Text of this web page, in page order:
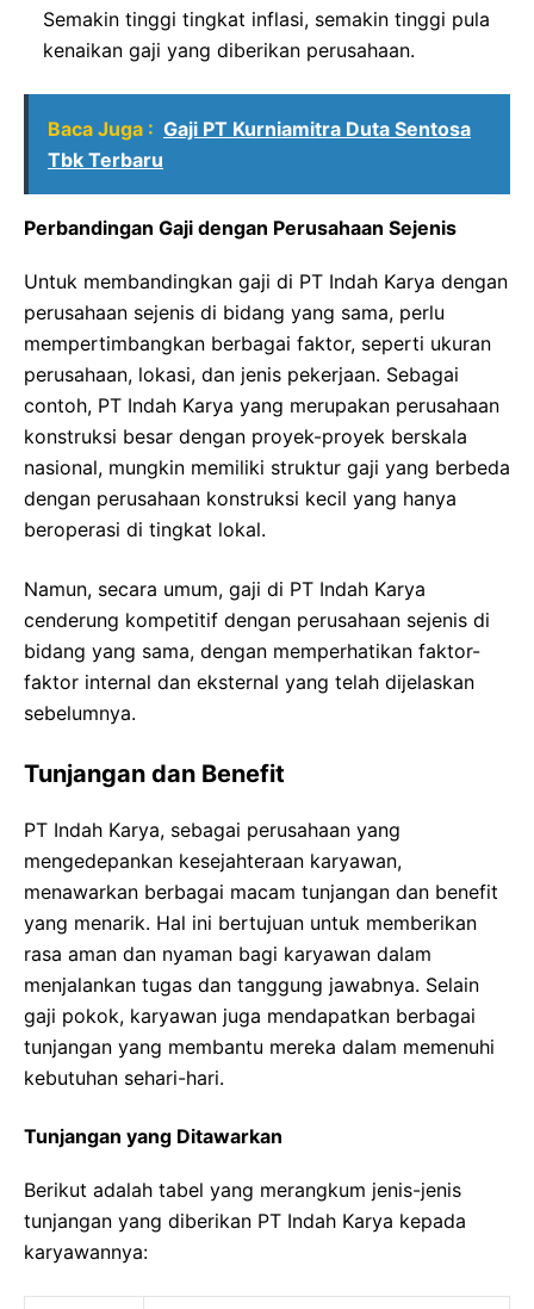
Semakin tinggi tingkat inflasi, semakin tinggi pula
kenaikan gaji yang diberikan perusahaan.
Baca Juga : Gaji PT Kurniamitra Duta Sentosa
Tbk Terbaru
Perbandingan Gaji dengan Perusahaan Sejenis
Untuk membandingkan gaji di PT Indah Karya dengan
perusahaan sejenis di bidang yang sama, perlu
mempertimbangkan berbagai faktor, seperti ukuran
perusahaan, lokasi, dan jenis pekerjaan. Sebagai
contoh, PT Indah Karya yang merupakan perusahaan
konstruksi besar dengan proyek-proyek berskala
nasional, mungkin memiliki struktur gaji yang berbeda
dengan perusahaan konstruksi kecil yang hanya
beroperasi di tingkat lokal.
Namun, secara umum, gaji di PT Indah Karya
cenderung kompetitif dengan perusahaan sejenis di
bidang yang sama, dengan memperhatikan faktor-
faktor internal dan eksternal yang telah dijelaskan
sebelumnya.
Tunjangan dan Benefit
PT Indah Karya, sebagai perusahaan yang
mengedepankan kesejahteraan karyawan,
menawarkan berbagai macam tunjangan dan benefit
yang menarik. Hal ini bertujuan untuk memberikan
rasa aman dan nyaman bagi karyawan dalam
menjalankan tugas dan tanggung jawabnya. Selain
gaji pokok, karyawan juga mendapatkan berbagai
tunjangan yang membantu mereka dalam memenuhi
kebutuhan sehari-hari.
Tunjangan yang Ditawarkan
Berikut adalah tabel yang merangkum jenis-jenis
tunjangan yang diberikan PT Indah Karya kepada
karyawannya: